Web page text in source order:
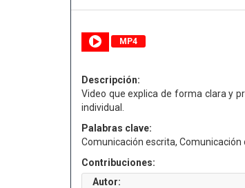
MP4
Descripción:
Video que explica de forma clara y
individual.
Palabras clave:
Comunicación escrita, Comunicación
Contribuciones:
Autor: